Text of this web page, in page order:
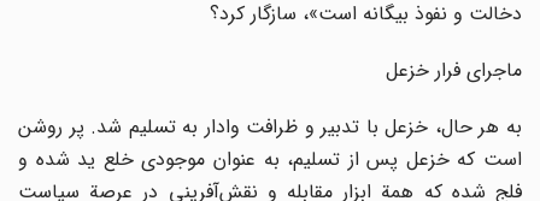
دخالت و نفوذ بیگانه است»، سازگار کرد؟
ماجرای فرار خزعل
به هر حال، خزعل با تدبیر و ظرافت وادار به تسلیم شد. پر روشن
است که خزعل پس از تسلیم، به عنوان موجودی خلع ید شده و
فلج شده که همة ابزار مقابله و نقش‌آفرینی در عرصة سیاست